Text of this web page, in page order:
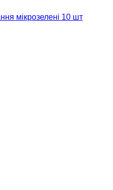
мікрозелені 10 шт